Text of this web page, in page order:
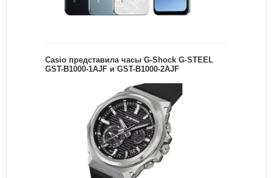
Casio представила часы G-Shock G-STEEL
GST-B1000-1AJF и GST-B1000-2AJF